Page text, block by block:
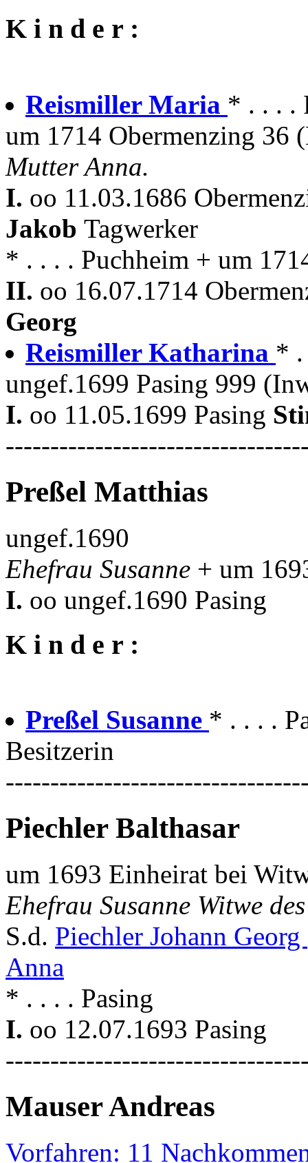
K i n d e r :
Reismiller Maria * . . . .
um 1714 Obermenzing 36
Mutter Anna.
I. oo 11.03.1686
Jakob Tagwerker
* . . . . Puchheim + um
II. oo 16.07.1714
Georg
Reismiller Katharina * .
ungef.1699 Pasing 999
I. oo 11.05.1699 Pasing
Preßel Matthias
ungef.1690
Ehefrau Susanne + um
I. oo ungef.1690 Pasing
K i n d e r :
Preßel Susanne * . . . .
Besitzerin
Piechler Balthasar
um 1693 Einheirat bei
Ehefrau Susanne Witwe
S.d. Piechler Johann Georg
Anna
* . . . . Pasing
I. oo 12.07.1693 Pasing
Mauser Andreas
Vorfahren: 11